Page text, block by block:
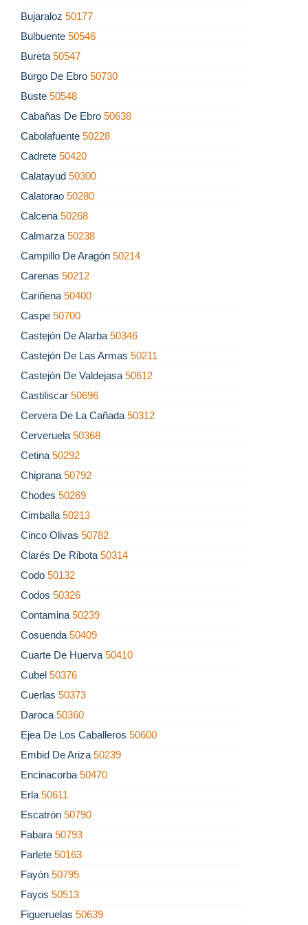
Bujaraloz 50177
Bulbuente 50546
Bureta 50547
Burgo De Ebro 50730
Buste 50548
Cabañas De Ebro 50638
Cabolafuente 50228
Cadrete 50420
Calatayud 50300
Calatorao 50280
Calcena 50268
Calmarza 50238
Campillo De Aragón 50214
Carenas 50212
Cariñena 50400
Caspe 50700
Castejón De Alarba 50346
Castejón De Las Armas 50211
Castejón De Valdejasa 50612
Castiliscar 50696
Cervera De La Cañada 50312
Cerveruela 50368
Cetina 50292
Chiprana 50792
Chodes 50269
Cimballa 50213
Cinco Olivas 50782
Clarés De Ribota 50314
Codo 50132
Codos 50326
Contamina 50239
Cosuenda 50409
Cuarte De Huerva 50410
Cubel 50376
Cuerlas 50373
Daroca 50360
Ejea De Los Caballeros 50600
Embid De Ariza 50239
Encinacorba 50470
Erla 50611
Escatrón 50790
Fabara 50793
Farlete 50163
Fayón 50795
Fayos 50513
Figueruelas 50639